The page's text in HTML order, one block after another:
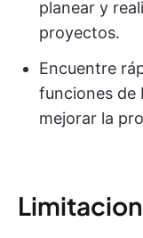
planear y
proyectos.
Encuentre
funciones de
mejorar la